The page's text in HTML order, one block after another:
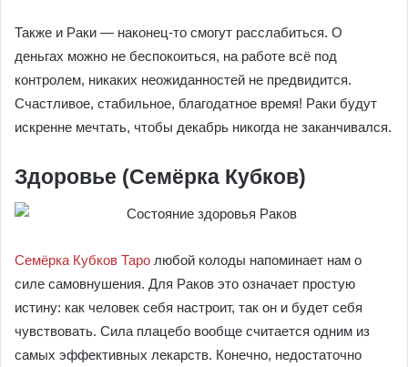
Также и Раки ― наконец-то смогут расслабиться. О
деньгах можно не беспокоиться, на работе всё под
контролем, никаких неожиданностей не предвидится.
Счастливое, стабильное, благодатное время! Раки будут
искренне мечтать, чтобы декабрь никогда не заканчивался.
Здоровье (Семёрка Кубков)
Семёрка Кубков Таро любой колоды напоминает нам о
силе самовнушения. Для Раков это означает простую
истину: как человек себя настроит, так он и будет себя
чувствовать. Сила плацебо вообще считается одним из
самых эффективных лекарств. Конечно, недостаточно